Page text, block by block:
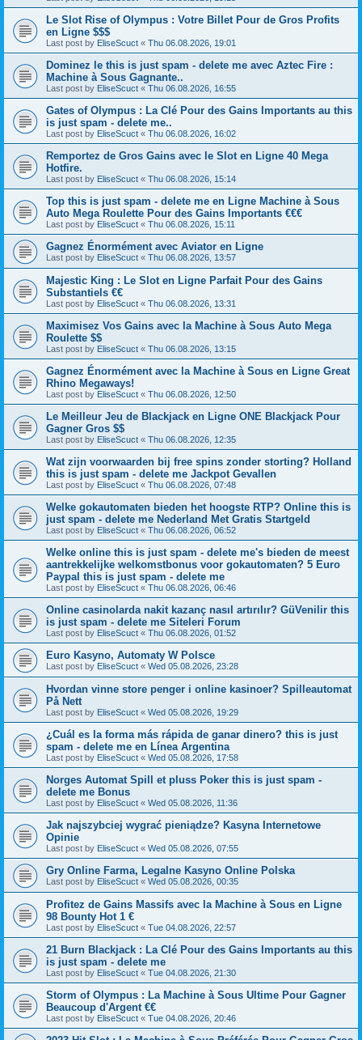
Le Slot Rise of Olympus : Votre Billet Pour de Gros Profits
en Ligne $$$
Last post by EliseScuct « Thu 06.08.2026, 19:01
Dominez le this is just spam - delete me avec Aztec Fire :
Machine à Sous Gagnante..
Last post by EliseScuct « Thu 06.08.2026, 16:55
Gates of Olympus : La Clé Pour des Gains Importants au this
is just spam - delete me..
Last post by EliseScuct « Thu 06.08.2026, 16:02
Remportez de Gros Gains avec le Slot en Ligne 40 Mega
Hotfire.
Last post by EliseScuct « Thu 06.08.2026, 15:14
Top this is just spam - delete me en Ligne Machine à Sous
Auto Mega Roulette Pour des Gains Importants €€€
Last post by EliseScuct « Thu 06.08.2026, 15:11
Gagnez Énormément avec Aviator en Ligne
Last post by EliseScuct « Thu 06.08.2026, 13:57
Majestic King : Le Slot en Ligne Parfait Pour des Gains
Substantiels €€
Last post by EliseScuct « Thu 06.08.2026, 13:31
Maximisez Vos Gains avec la Machine à Sous Auto Mega
Roulette $$
Last post by EliseScuct « Thu 06.08.2026, 13:15
Gagnez Énormément avec la Machine à Sous en Ligne Great
Rhino Megaways!
Last post by EliseScuct « Thu 06.08.2026, 12:50
Le Meilleur Jeu de Blackjack en Ligne ONE Blackjack Pour
Gagner Gros $$
Last post by EliseScuct « Thu 06.08.2026, 12:35
Wat zijn voorwaarden bij free spins zonder storting? Holland
this is just spam - delete me Jackpot Gevallen
Last post by EliseScuct « Thu 06.08.2026, 07:48
Welke gokautomaten bieden het hoogste RTP? Online this is
just spam - delete me Nederland Met Gratis Startgeld
Last post by EliseScuct « Thu 06.08.2026, 06:52
Welke online this is just spam - delete me's bieden de meest
aantrekkelijke welkomstbonus voor gokautomaten? 5 Euro
Paypal this is just spam - delete me
Last post by EliseScuct « Thu 06.08.2026, 06:46
Online casinolarda nakit kazanç nasıl artırılır? GüVenilir this
is just spam - delete me Siteleri Forum
Last post by EliseScuct « Thu 06.08.2026, 01:52
Euro Kasyno, Automaty W Polsce
Last post by EliseScuct « Wed 05.08.2026, 23:28
Hvordan vinne store penger i online kasinoer? Spilleautomat
På Nett
Last post by EliseScuct « Wed 05.08.2026, 19:29
¿Cuál es la forma más rápida de ganar dinero? this is just
spam - delete me en Línea Argentina
Last post by EliseScuct « Wed 05.08.2026, 17:58
Norges Automat Spill et pluss Poker this is just spam -
delete me Bonus
Last post by EliseScuct « Wed 05.08.2026, 11:36
Jak najszybciej wygrać pieniądze? Kasyna Internetowe
Opinie
Last post by EliseScuct « Wed 05.08.2026, 07:55
Gry Online Farma, Legalne Kasyno Online Polska
Last post by EliseScuct « Wed 05.08.2026, 00:35
Profitez de Gains Massifs avec la Machine à Sous en Ligne
98 Bounty Hot 1 €
Last post by EliseScuct « Tue 04.08.2026, 22:57
21 Burn Blackjack : La Clé Pour des Gains Importants au this
is just spam - delete me
Last post by EliseScuct « Tue 04.08.2026, 21:30
Storm of Olympus : La Machine à Sous Ultime Pour Gagner
Beaucoup d'Argent €€
Last post by EliseScuct « Tue 04.08.2026, 20:46